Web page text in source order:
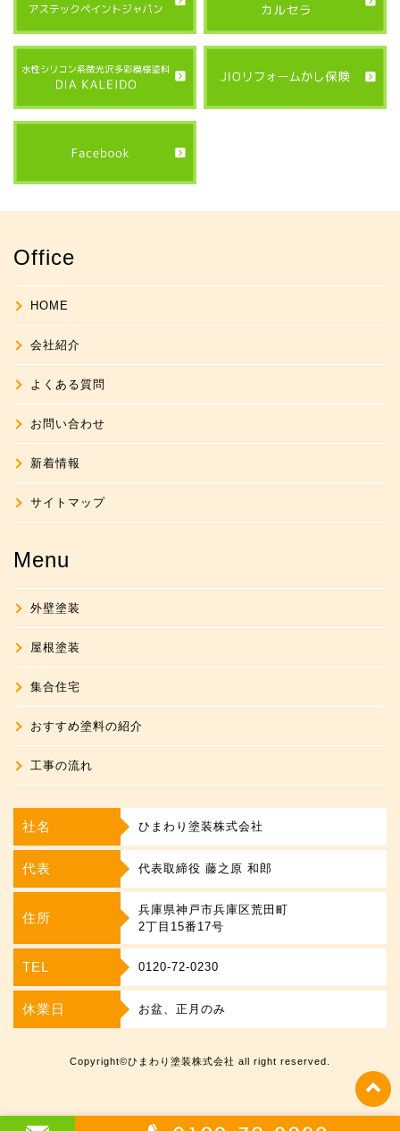
Office
HOME
会社紹介
よくある質問
お問い合わせ
新着情報
サイトマップ
Menu
外壁塗装
屋根塗装
集合住宅
おすすめ塗料の紹介
工事の流れ
社名 ひまわり塗装株式会社
代表 代表取締役 藤之原 和郎
住所
兵庫県神戸市兵庫区荒田町
2丁目15番17号
TEL 0120-72-0230
休業日 お盆、正月のみ
Copyright©ひまわり塗装株式会社 all right reserved.